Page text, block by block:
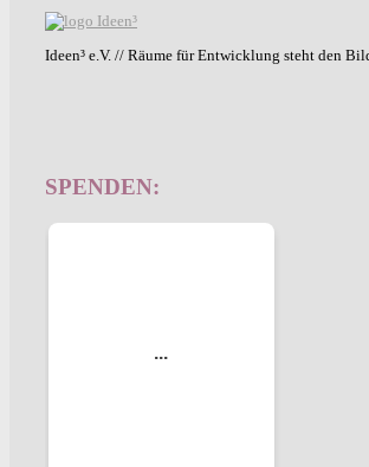
Ideen³ e.V. // Räume für Entwicklung steht den
SPENDEN: